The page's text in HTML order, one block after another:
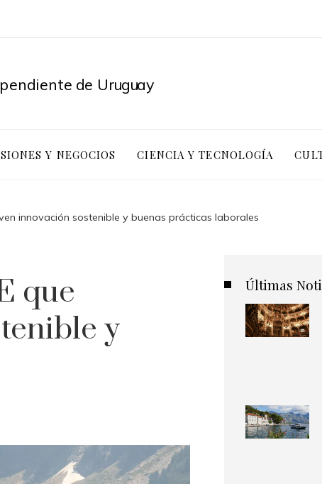
Y NEGOCIOS CIENCIA Y TECNOLOGÍA
innovación sostenible y buenas prácticas laborales
que
y
Últimas